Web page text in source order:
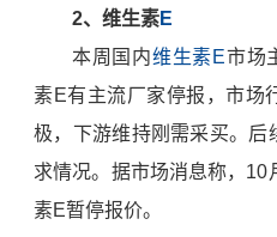
2、维生素E
本周国内维生素E市场
素E有主流厂家停报，市场
极，下游维持刚需采买。后
求情况。据市场消息称，10
素E暂停报价。